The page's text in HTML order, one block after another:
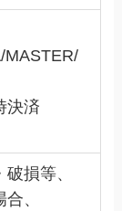
MASTER/
決済
損等、
、